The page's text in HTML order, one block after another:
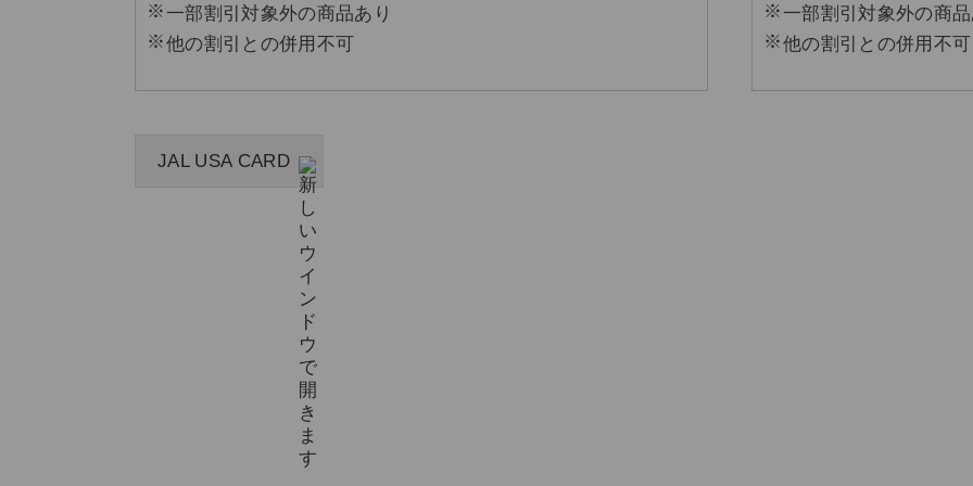
一部割引対象外の商品あり
他の割引との併用不可
一部割引対象外の商
他の割引との併用不可
JAL USA CARD